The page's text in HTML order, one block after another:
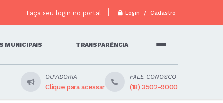
Faça seu login no portal Login / Cadastro
MUNICIPAIS TRANSPARÊNCIA
OUVIDORIA
Clique para acessar
FALE CONOSCO
(18) 3502-9000